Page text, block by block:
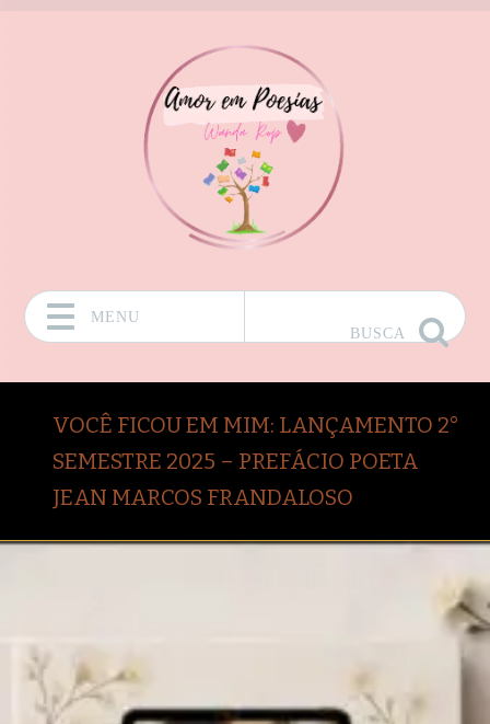
MENU
BUSCA
VOCÊ FICOU EM MIM: LANÇAMENTO 2°
SEMESTRE 2025 – PREFÁCIO POETA
JEAN MARCOS FRANDALOSO